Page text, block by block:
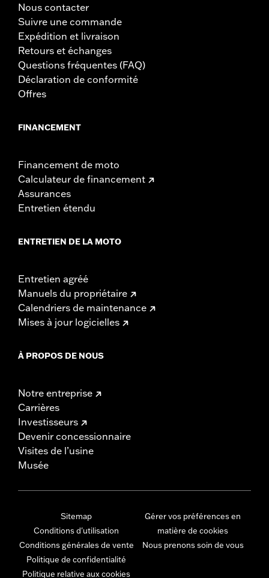
Nous contacter
Suivre une commande
Expédition et livraison
Retours et échanges
Questions fréquentes (FAQ)
Déclaration de conformité
Offres
FINANCEMENT
Financement de moto
Calculateur de financement
Assurances
Entretien étendu
ENTRETIEN DE LA MOTO
Entretien agréé
Manuels du propriétaire
Calendriers de maintenance
Mises à jour logicielles
À PROPOS DE NOUS
Notre entreprise
Carrières
Investisseurs
Devenir concessionnaire
Visites de l’usine
Musée
Sitemap
Conditions d'utilisation
Conditions générales de vente
Politique de confidentialité
Politique relative aux cookies
Gérer vos préférences en
matière de cookies
Nous prenons soin de vous